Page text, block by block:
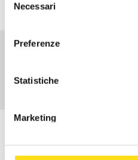
delNecessari
Preferenze
Statistiche
Marketing
ISCRIVITI ALLA NEWSLETTER